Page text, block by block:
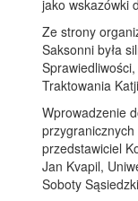
jako wskazówki
Ze strony
Saksonni była
Traktowania
Wprowadzenie
przedstawiciel
Jan Kvapil,
Soboty